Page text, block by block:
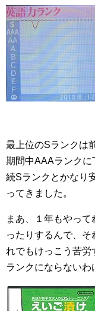
最上位のSランクは
期間中AAAランク
続Sランクとかなり
ってきました。
まあ、１年もやっ
ったりするんで、
れでもけっこう苦労
ランクにならないわ